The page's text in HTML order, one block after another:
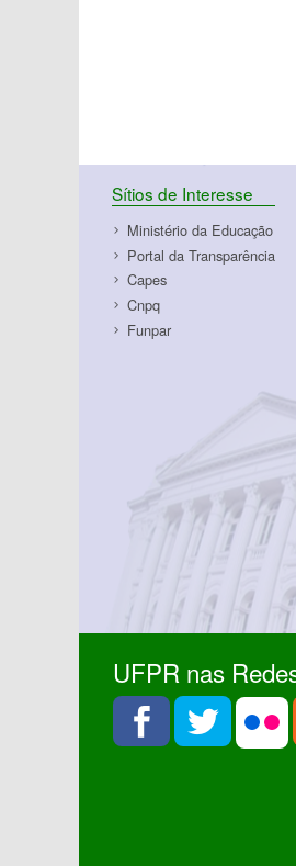
Sítios de Interesse
Ministério da Educação
Portal da Transparência
Capes
Cnpq
Funpar
UFPR nas